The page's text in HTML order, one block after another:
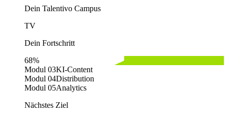
Dein Talentivo Campus
TV
Dein Fortschritt
68%
Modul 03KI-Content
Modul 04Distribution
Modul 05Analytics
Nächstes Ziel